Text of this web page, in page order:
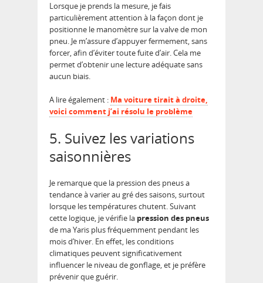
Lorsque je prends la mesure, je fais
particulièrement attention à la façon dont je
positionne le manomètre sur la valve de mon
pneu. Je m’assure d’appuyer fermement, sans
forcer, afin d’éviter toute fuite d’air. Cela me
permet d’obtenir une lecture adéquate sans
aucun biais.
A lire également : Ma voiture tirait à droite,
voici comment j’ai résolu le problème
5. Suivez les variations
saisonnières
Je remarque que la pression des pneus a
tendance à varier au gré des saisons, surtout
lorsque les températures chutent. Suivant
cette logique, je vérifie la pression des pneus
de ma Yaris plus fréquemment pendant les
mois d’hiver. En effet, les conditions
climatiques peuvent significativement
influencer le niveau de gonflage, et je préfère
prévenir que guérir.